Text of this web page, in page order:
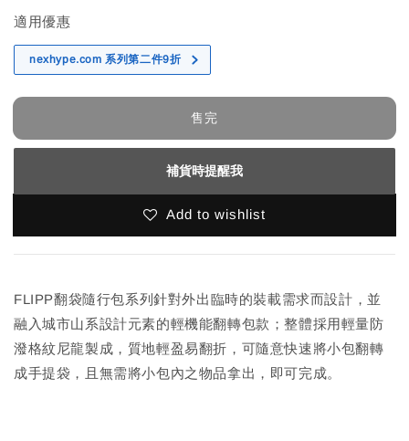
適用優惠
nexhype.com 系列第二件9折
售完
補貨時提醒我
Add to wishlist
FLIPP翻袋隨行包系列針對外出臨時的裝載需求而設計，並
融入城市山系設計元素的輕機能翻轉包款；整體採用輕量防
潑格紋尼龍製成，質地輕盈易翻折，可隨意快速將小包翻轉
成手提袋，且無需將小包內之物品拿出，即可完成。